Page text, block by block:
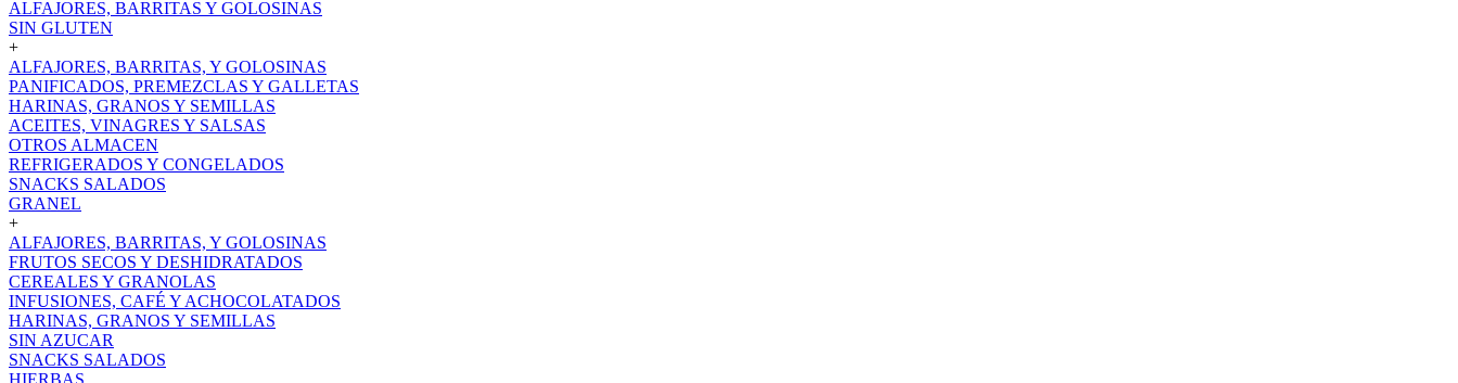
ALFAJORES, BARRITAS Y GOLOSINAS
SIN GLUTEN
+
ALFAJORES, BARRITAS, Y GOLOSINAS
PANIFICADOS, PREMEZCLAS Y GALLETAS
HARINAS, GRANOS Y SEMILLAS
ACEITES, VINAGRES Y SALSAS
OTROS ALMACEN
REFRIGERADOS Y CONGELADOS
SNACKS SALADOS
GRANEL
+
ALFAJORES, BARRITAS, Y GOLOSINAS
FRUTOS SECOS Y DESHIDRATADOS
CEREALES Y GRANOLAS
INFUSIONES, CAFÉ Y ACHOCOLATADOS
HARINAS, GRANOS Y SEMILLAS
SIN AZUCAR
SNACKS SALADOS
HIERBAS